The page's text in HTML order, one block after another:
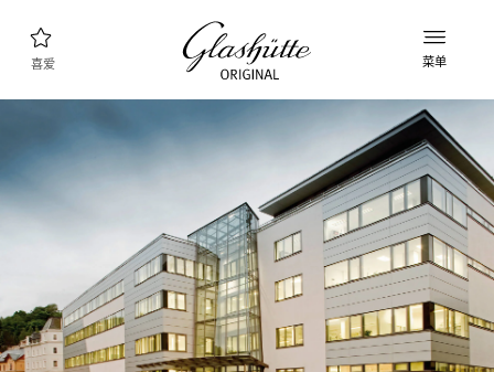
喜爱 菜单
腕表查询 新款表款
品牌理念
了解更多关于该工厂的信息